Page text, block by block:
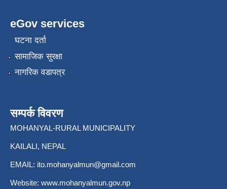
eGov services
घटना दर्ता
सामाजिक सुरक्षा
नागरिक वडापत्र
सम्पर्क विवरण
MOHANYAL-RURAL MUNICIPALITY
KAILALI, NEPAL
EMAIL: ito.mohanyalmun@gmail.com
Website: www.mohanyalmun.gov.np